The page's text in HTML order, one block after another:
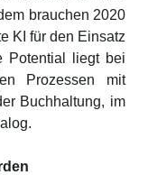
brauchen 2020
KI für den Einsatz
Potential liegt bei
Prozessen mit
Buchhaltung, im